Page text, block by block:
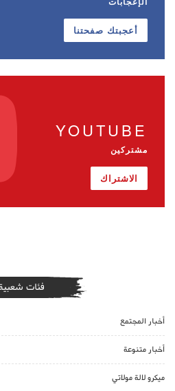
أعجبتك صفحتنا
YOUTUBE
مشتركين
الاشتراك
فئات
أخبار المجتمع
أخبار متنوعة
ميكرو لالة مولاتي